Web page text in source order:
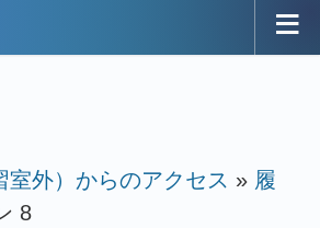
室外）からのアクセス » 履
8